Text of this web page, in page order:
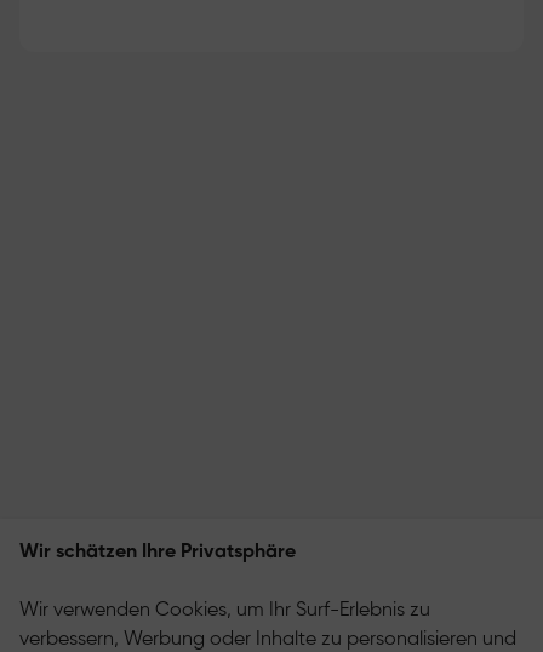
Wir schätzen Ihre Privatsphäre
Wir verwenden Cookies, um Ihr Surf-Erlebnis zu
verbessern, Werbung oder Inhalte zu personalisieren und